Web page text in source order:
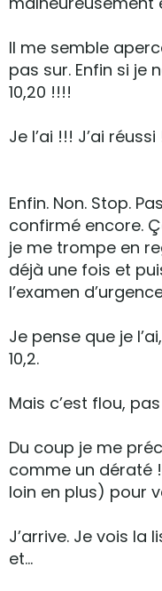
Il me semble
pas sur. Enfin si je
10,20 !!!!
Je l’ai !!! J’ai réussi
Enfin. Non. Stop.
confirmé encore.
je me trompe en
déjà une fois et
l’examen d’urgence
Je pense que je
10,2.
Mais c’est flou,
Du coup je me
comme un dératé
loin en plus) pour
J’arrive. Je vois la
et…